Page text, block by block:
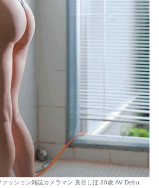
ッション雑誌カメラマン 真谷しほ 30歳 AV Debu